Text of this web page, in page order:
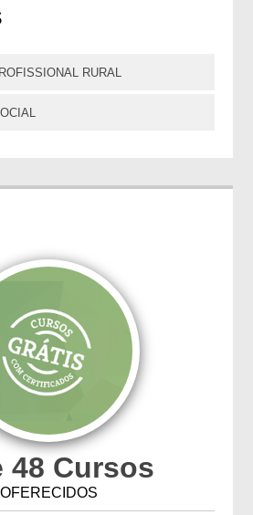
RURAL
48 Cursos
OFERECIDOS